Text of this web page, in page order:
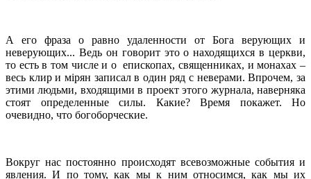
А его фраза о равно удаленности от Бога верующих и
неверующих... Ведь он говорит это о находящихся в церкви,
то есть в том числе и о епископах, священниках, и монахах –
весь клир и мiрян записал в один ряд с неверами. Впрочем, за
этими людьми, входящими в проект этого журнала, наверняка
стоят определенные силы. Какие? Время покажет. Но
очевидно, что богоборческие.
Вокруг нас постоянно происходят всевозможные события и
явления. И по тому, как мы к ним относимся, как мы их